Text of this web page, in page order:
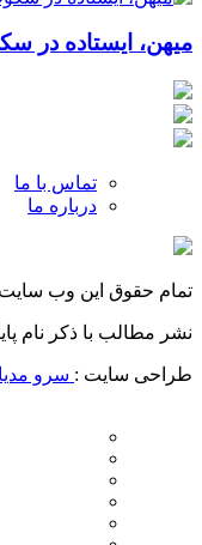
میهن، ایستاده در
تماس با ما
درباره ما
تمام حقوق این وب
نشر مطالب با ذکر نام
طراحی سایت : سرو مدیا